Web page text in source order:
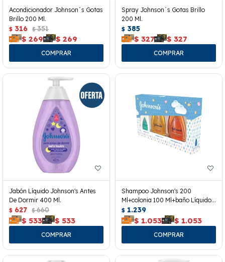
Acondicionador Johnson´s Gotas
Brillo 200 Ml.
$ 316 $ 351
$ 269 $ 269
Spray Johnson´s Gotas Brillo
200 Ml.
$ 385
$ 327 $ 327
Jabón Líquido Johnson's Antes
De Dormir 400 Ml.
$ 627 $ 660
$ 533 $ 533
Shampoo Johnson's 200
Ml+colonia 100 Ml+baño Líquido
200 Ml.
$ 1.239
$ 1.053 $ 1.053